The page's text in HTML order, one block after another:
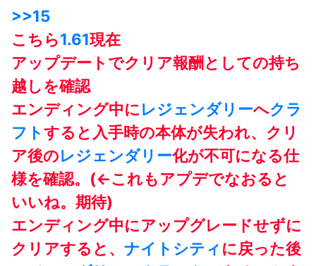
>>15
こちら1.61現在
アップデートでクリア報酬としての持ち
越しを確認
エンディング中にレジェンダリーへクラ
フトすると入手時の本体が失われ、クリ
ア後のレジェンダリー化が不可になる仕
様を確認。(←これもアプデでなおると
いいね。期待)
エンディング中にアップグレードせずに
クリアすると、 ナイトシティ に戻った後